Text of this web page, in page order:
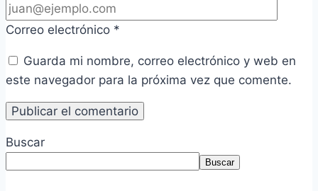
Correo electrónico *
Guarda mi nombre, correo electrónico y web en
este navegador para la próxima vez que comente.
Buscar
Buscar